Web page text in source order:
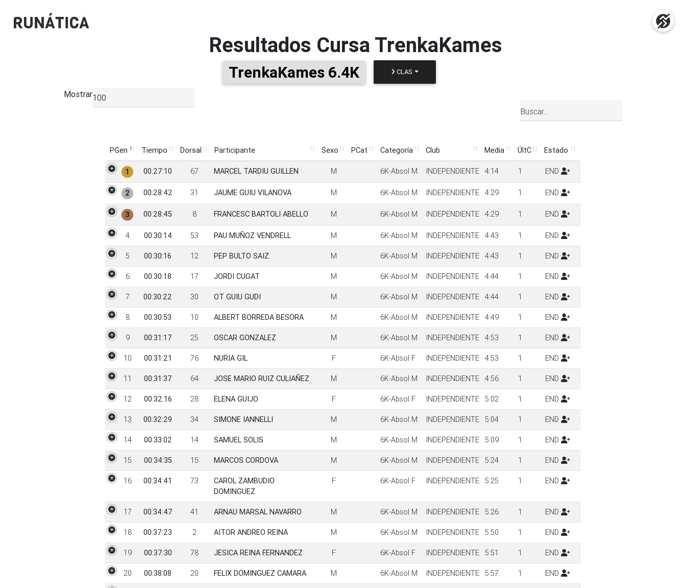
Resultados Cursa TrenkaKames
TrenkaKames 6.4K CLAS
Mostrar
PGen Tiempo Dorsal Participante Sexo PCat Categoría Club Media ÚltC
Estado
PGen
Tiempo Dorsal Participante Sexo Categoría Club Media ÚltC Estado
1 00:27:10 67 MARCEL TARDIU GUILLEN M 6K-Absol M INDEPENDIENTE 4:14 1 END
2 00:28:42 31 JAUME GUIU VILANOVA M 6K-Absol M INDEPENDIENTE 4:29 1 END
3 00:28:45 8 FRANCESC BARTOLI ABELLO M 6K-Absol M INDEPENDIENTE 4:29 1 END
4 00:30:14 53 PAU MUÑOZ VENDRELL M 6K-Absol M INDEPENDIENTE 4:43 1 END
5 00:30:16 12 PEP BULTO SAIZ M 6K-Absol M INDEPENDIENTE 4:43 1 END
6 00:30:18 17 JORDI CUGAT M 6K-Absol M INDEPENDIENTE 4:44 1 END
7 00:30:22 30 OT GUIU GUDI M 6K-Absol M INDEPENDIENTE 4:44 1 END
8 00:30:53 10 ALBERT BORREDA BESORA M 6K-Absol M INDEPENDIENTE 4:49 1 END
9 00:31:17 25 OSCAR GONZALEZ M 6K-Absol M INDEPENDIENTE 4:53 1 END
10 00:31:21 76 NURIA GIL F 6K-Absol F INDEPENDIENTE 4:53 1 END
11 00:31:37 64 JOSE MARIO RUIZ CULIAÑEZ M 6K-Absol M INDEPENDIENTE 4:56 1 END
12 00:32:16 28 ELENA GUIJO F 6K-Absol F INDEPENDIENTE 5:02 1 END
13 00:32:29 34 SIMONE IANNELLI M 6K-Absol M INDEPENDIENTE 5:04 1 END
14 00:33:02 14 SAMUEL SOLIS M 6K-Absol M INDEPENDIENTE 5:09 1 END
15 00:34:35 15 MARCOS CORDOVA M 6K-Absol M INDEPENDIENTE 5:24 1 END
16 00:34:41 73
CAROL ZAMBUDIO
DOMINGUEZ
F 6K-Absol F INDEPENDIENTE 5:25 1 END
17 00:34:47 41 ARNAU MARSAL NAVARRO M 6K-Absol M INDEPENDIENTE 5:26 1 END
18 00:37:23 2 AITOR ANDREO REINA M 6K-Absol M INDEPENDIENTE 5:50 1 END
19 00:37:30 78 JESICA REINA FERNANDEZ F 6K-Absol F INDEPENDIENTE 5:51 1 END
20 00:38:08 20 FELIX DOMINGUEZ CAMARA M 6K-Absol M INDEPENDIENTE 5:57 1 END